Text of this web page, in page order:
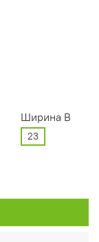
Ширина В
23